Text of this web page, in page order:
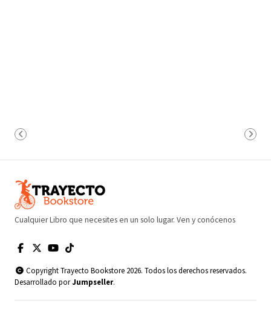
Cualquier Libro que necesites en un solo lugar. Ven y conócenos
Copyright Trayecto Bookstore 2026. Todos los derechos reservados.
Desarrollado porJumpseller.